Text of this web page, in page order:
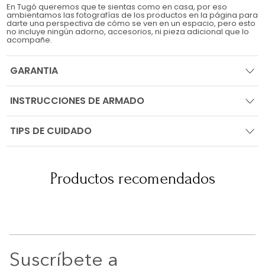
En Tugó queremos que te sientas como en casa, por eso
ambientamos las fotografías de los productos en la página para
darte una perspectiva de cómo se ven en un espacio, pero esto
no incluye ningún adorno, accesorios, ni pieza adicional que lo
acompañe.
GARANTIA
INSTRUCCIONES DE ARMADO
TIPS DE CUIDADO
Productos recomendados
Suscríbete a